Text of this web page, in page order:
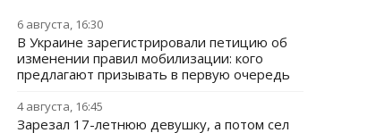
6 августа, 16:30
В Украине зарегистрировали петицию об
изменении правил мобилизации: кого
предлагают призывать в первую очередь
4 августа, 16:45
Зарезал 17-летнюю девушку, а потом сел